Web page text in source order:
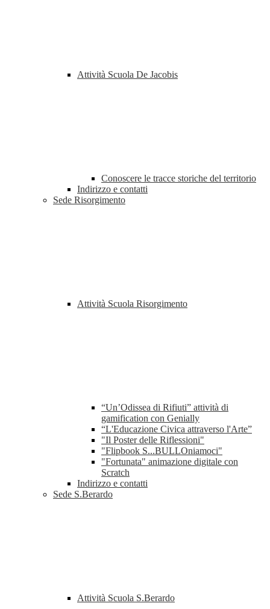
Attività Scuola De Jacobis
Conoscere le tracce storiche del territorio
Indirizzo e contatti
Sede Risorgimento
Attività Scuola Risorgimento
“Un’Odissea di Rifiuti” attività di
gamification con Genially
“L'Educazione Civica attraverso l'Arte”
"Il Poster delle Riflessioni"
"Flipbook S...BULLOniamoci"
"Fortunata" animazione digitale con
Scratch
Indirizzo e contatti
Sede S.Berardo
Attività Scuola S.Berardo